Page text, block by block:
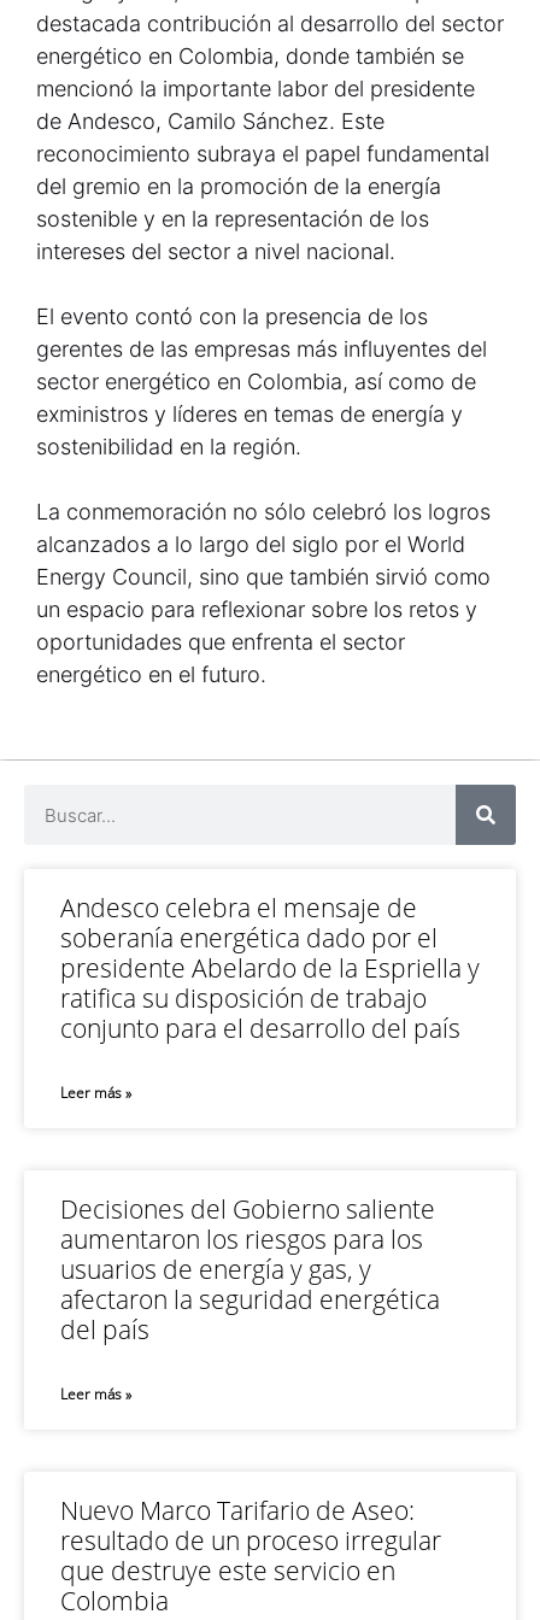
destacada contribución al desarrollo del sector
energético en Colombia, donde también se
mencionó la importante labor del presidente
de Andesco, Camilo Sánchez. Este
reconocimiento subraya el papel fundamental
del gremio en la promoción de la energía
sostenible y en la representación de los
intereses del sector a nivel nacional.
El evento contó con la presencia de los
gerentes de las empresas más influyentes del
sector energético en Colombia, así como de
exministros y líderes en temas de energía y
sostenibilidad en la región.
La conmemoración no sólo celebró los logros
alcanzados a lo largo del siglo por el World
Energy Council, sino que también sirvió como
un espacio para reflexionar sobre los retos y
oportunidades que enfrenta el sector
energético en el futuro.
Andesco celebra el mensaje de
soberanía energética dado por el
presidente Abelardo de la Espriella y
ratifica su disposición de trabajo
conjunto para el desarrollo del país
Leer más »
Decisiones del Gobierno saliente
aumentaron los riesgos para los
usuarios de energía y gas, y
afectaron la seguridad energética
del país
Leer más »
Nuevo Marco Tarifario de Aseo:
resultado de un proceso irregular
que destruye este servicio en
Colombia